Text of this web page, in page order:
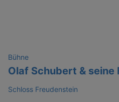
Bühne
Olaf Schubert & seine
Schloss Freudenstein